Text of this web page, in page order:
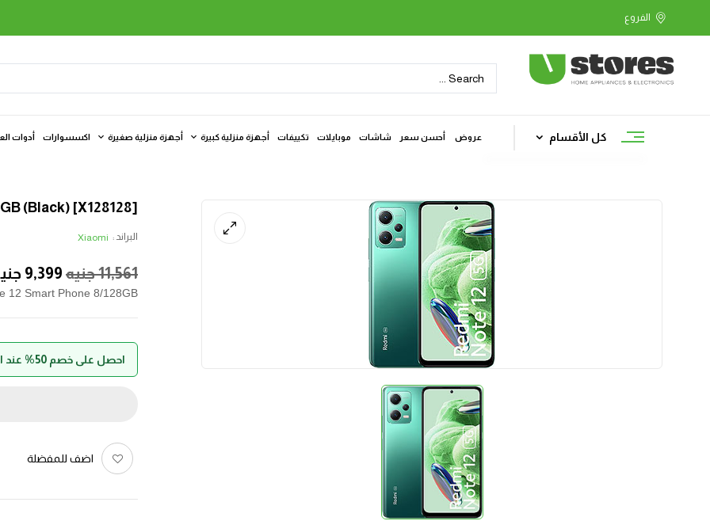
كل الأقسام عروض أحسن سعر شاشات موبايلات تكييفات أجهزة منزلية كبيرة أجهزة منزلية صغيرة اكسسوارات أدوات
[X128128] Xiaomi Redmi Note 12 Smart Phone 8/128GB (Black)
البراند : Xiaomi
11,561جنيه 9,399
12 Smart Phone 8/128GB
احصل على خصم 50% عند الدفع بواسطة حالا
اضف للمفضلة